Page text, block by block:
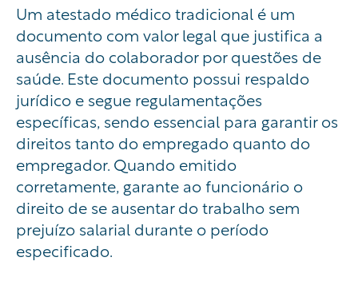
Um atestado médico tradicional é um
documento com valor legal que justifica a
ausência do colaborador por questões de
saúde. Este documento possui respaldo
jurídico e segue regulamentações
específicas, sendo essencial para garantir os
direitos tanto do empregado quanto do
empregador. Quando emitido
corretamente, garante ao funcionário o
direito de se ausentar do trabalho sem
prejuízo salarial durante o período
especificado.